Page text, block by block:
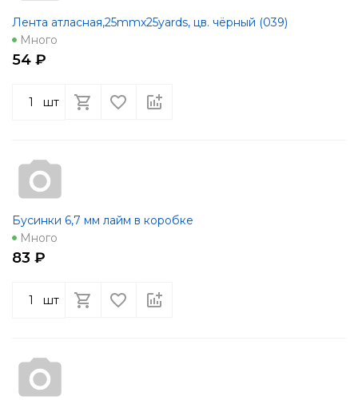
Лента атласная,25mmx25yards, цв. чёрный (039)
Много
54 ₽
шт
Бусинки 6,7 мм лайм в коробке
Много
83 ₽
шт